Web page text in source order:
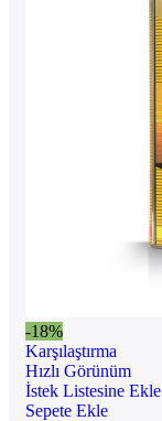
-18%
Karşılaştırma
Hızlı Görünüm
İstek Listesine Ekle
Sepete Ekle